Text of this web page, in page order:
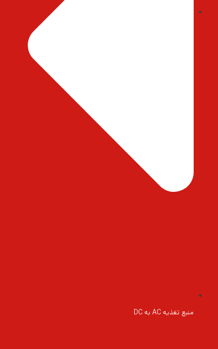
منبع تغذیه AC به DC